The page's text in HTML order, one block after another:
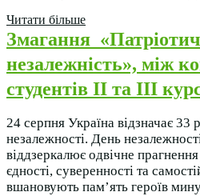
Читати більше
Змагання
незалежність», між
студентів ІІ та ІІІ
24 серпня Україна відзначає 33
незалежності. День
віддзеркалює одвічне
єдності, суверенності та
вшановують пам’ять героїв